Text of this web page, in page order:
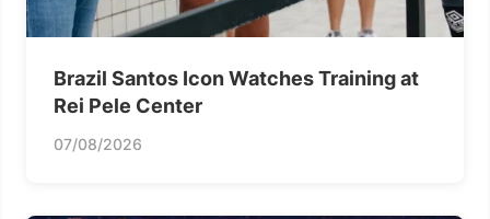
Brazil Santos Icon Watches Training at
Rei Pele Center
07/08/2026